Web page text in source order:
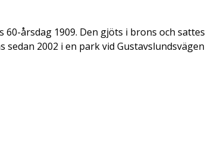
årsdag 1909. Den gjöts i brons och sattes
2002 i en park vid Gustavslundsvägen